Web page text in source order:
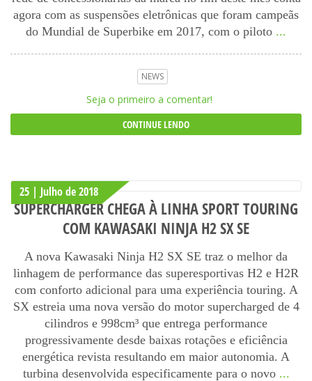
agora com as suspensões eletrônicas que foram campeãs
do Mundial de Superbike em 2017, com o piloto ...
NEWS
Seja o primeiro a comentar!
CONTINUE LENDO
25 | Julhode2018
SUPERCHARGER CHEGA À LINHA SPORT TOURING
COM KAWASAKI NINJA H2 SX SE
A nova Kawasaki Ninja H2 SX SE traz o melhor da
linhagem de performance das superesportivas H2 e H2R
com conforto adicional para uma experiência touring. A
SX estreia uma nova versão do motor supercharged de 4
cilindros e 998cm³ que entrega performance
progressivamente desde baixas rotações e eficiência
energética revista resultando em maior autonomia. A
turbina desenvolvida especificamente para o novo ...